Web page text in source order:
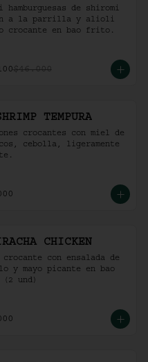
hamburguesas de shiromi
a la parrilla y alioli
crocante en bao frito.
$46.000
TEMPURA
crocantes con miel de
cebolla, ligeramente
CHICKEN
con ensalada de
y mayo picante en bao
(2 und)